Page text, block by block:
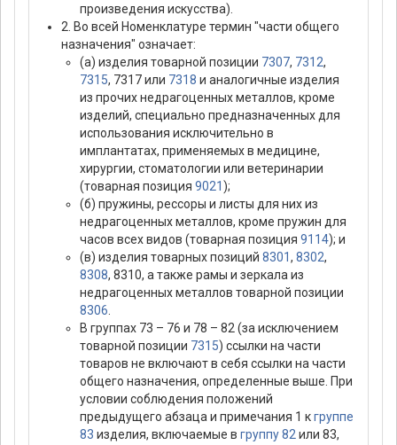
произведения искусства).
2. Во всей Номенклатуре термин "части общего
назначения" означает:
(а) изделия товарной позиции 7307, 7312,
7315, 7317 или 7318 и аналогичные изделия
из прочих недрагоценных металлов, кроме
изделий, специально предназначенных для
использования исключительно в
имплантатах, применяемых в медицине,
хирургии, стоматологии или ветеринарии
(товарная позиция 9021);
(б) пружины, рессоры и листы для них из
недрагоценных металлов, кроме пружин для
часов всех видов (товарная позиция 9114); и
(в) изделия товарных позиций 8301, 8302,
8308, 8310, а также рамы и зеркала из
недрагоценных металлов товарной позиции
8306
В группах 73 – 76 и 78 – 82 (за исключением
товарной позиции 7315) ссылки на части
товаров не включают в себя ссылки на части
общего назначения, определенные выше. При
условии соблюдения положений
предыдущего абзаца и примечания 1 кгруппе
83 изделия, включаемые в группу 82 или 83,